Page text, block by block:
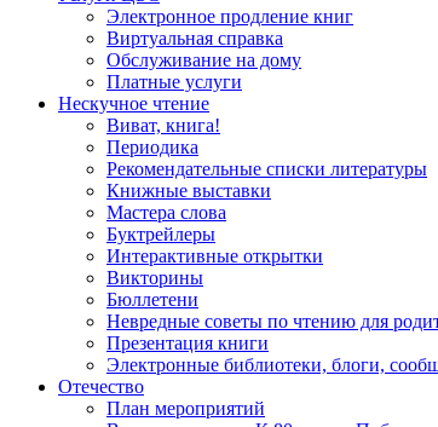
Электронное продление книг
Виртуальная справка
Обслуживание на дому
Платные услуги
Нескучное чтение
Виват, книга!
Периодика
Рекомендательные списки литературы
Книжные выставки
Мастера слова
Буктрейлеры
Интерактивные открытки
Викторины
Бюллетени
Невредные советы по чтению для
Презентация книги
Электронные библиотеки, блоги,
Отечество
План мероприятий